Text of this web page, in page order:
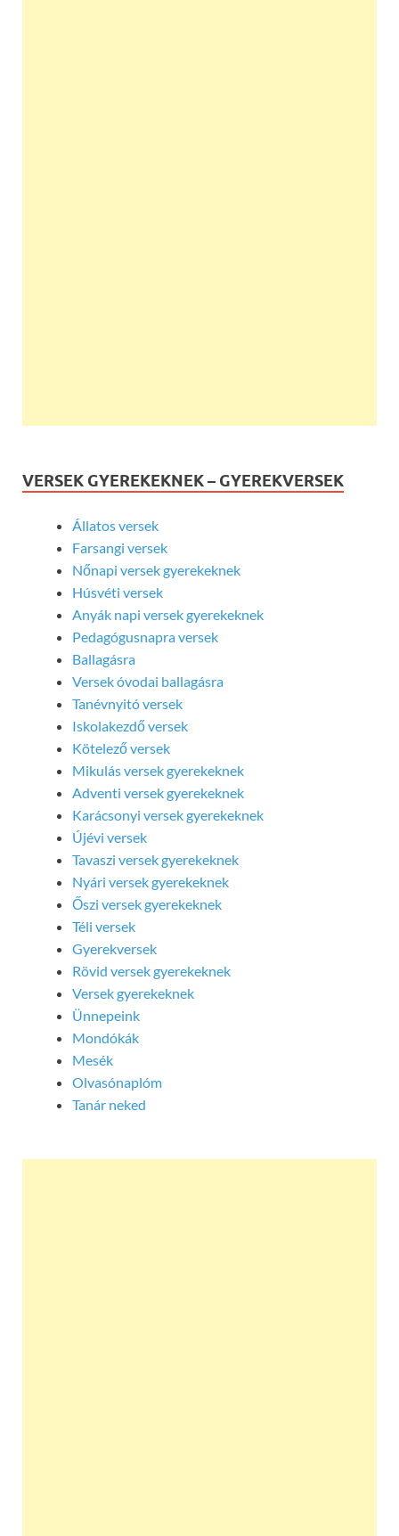
VERSEK GYEREKEKNEK – GYEREKVERSEK
Állatos versek
Farsangi versek
Nőnapi versek gyerekeknek
Húsvéti versek
Anyák napi versek gyerekeknek
Pedagógusnapra versek
Ballagásra
Versek óvodai ballagásra
Tanévnyitó versek
Iskolakezdő versek
Kötelező versek
Mikulás versek gyerekeknek
Adventi versek gyerekeknek
Karácsonyi versek gyerekeknek
Újévi versek
Tavaszi versek gyerekeknek
Nyári versek gyerekeknek
Őszi versek gyerekeknek
Téli versek
Gyerekversek
Rövid versek gyerekeknek
Versek gyerekeknek
Ünnepeink
Mondókák
Mesék
Olvasónaplóm
Tanár neked